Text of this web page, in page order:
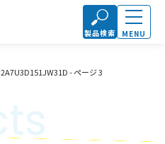
製品検索 MENU
-ページ 3